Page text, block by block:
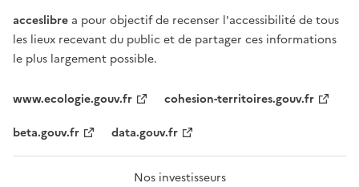
acceslibre a pour objectif de recenser l'accessibilité de tous
les lieux recevant du public et de partager ces informations
le plus largement possible.
www.ecologie.gouv.fr
cohesion-territoires.gouv.fr
beta.gouv.fr
data.gouv.fr
Nos investisseurs